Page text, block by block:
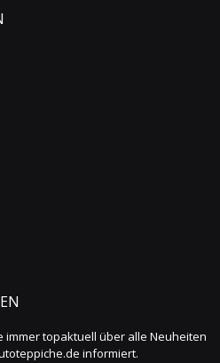
immer topaktuell über alle Neuheiten
informiert.